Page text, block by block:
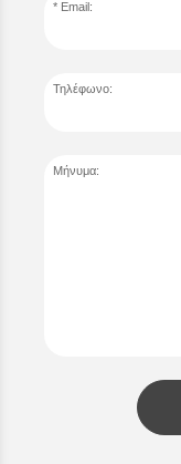
Email:
Τηλέφωνο:
Μήνυμα: